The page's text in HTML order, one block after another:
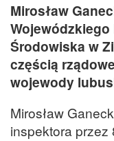
Mirosław
Środowiska w
częścią
wojewody
Mirosław
inspektora przez